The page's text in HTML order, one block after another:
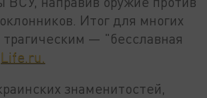
Итог для многих
трагическим — "бесславная
Life.ru.
знаменитостей,